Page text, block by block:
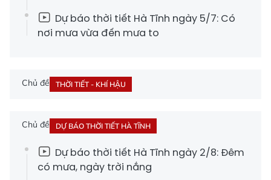
Dự báo thời tiết Hà Tĩnh ngày 5/7: Có
nơi mưa vừa đến mưa to
Chủ đề THỜI TIẾT - KHÍ HẬU
Chủ đề DỰ BÁO THỜI TIẾT HÀ TĨNH
Dự báo thời tiết Hà Tĩnh ngày 2/8: Đêm
có mưa, ngày trời nắng